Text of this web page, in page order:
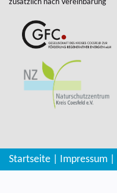
zusätzlich nach Vereinbarung
Startseite Impressum